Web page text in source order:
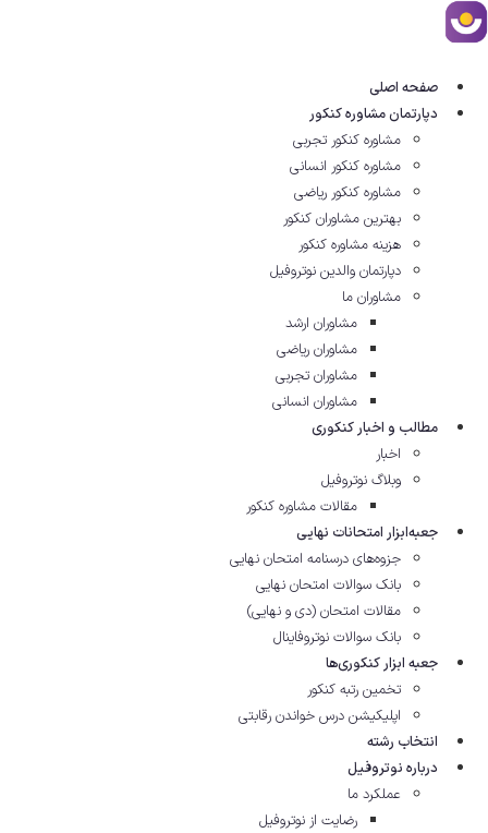
صفحه اصلی
دپارتمان مشاوره کنکور
مشاوره کنکور تجربی
مشاوره کنکور انسانی
مشاوره کنکور ریاضی
بهترین مشاوران کنکور
هزینه مشاوره کنکور
دپارتمان والدین نوتروفیل
مشاوران ما
مشاوران ارشد
مشاوران ریاضی
مشاوران تجربی
مشاوران انسانی
مطالب و اخبار کنکوری
اخبار
وبلاگ نوتروفیل
مقالات مشاوره‌ کنکور
جعبه‌ابزار امتحانات نهایی
جزوه‌های درسنامه امتحان نهایی
بانک سوالات امتحان نهایی
مقالات امتحان (دی و نهایی)
بانک سوالات نوتروفاینال
جعبه ابزار کنکوری‌ها
تخمین رتبه کنکور
اپلیکیشن درس خواندن رقابتی
انتخاب رشته
درباره نوتروفیل
عملکرد ما
رضایت از نوتروفیل